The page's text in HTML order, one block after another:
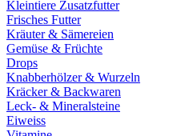
Kleintiere Zusatzfutter
Frisches Futter
Kräuter & Sämereien
Gemüse & Früchte
Drops
Knabberhölzer & Wurzeln
Kräcker & Backwaren
Leck- & Mineralsteine
Eiweiss